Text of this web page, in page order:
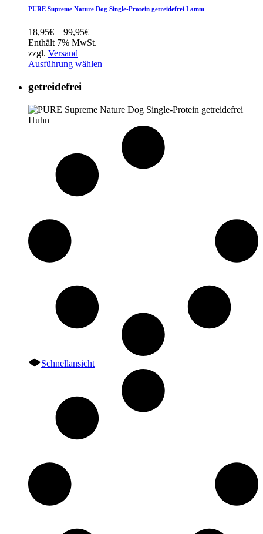
PURE Supreme Nature Dog Single-Protein getreidefrei Lamm
18,95€ – 99,95€Preisspanne:
18,95€
99,95€
Enthält 7% MwSt.
zzgl. Versand
Ausführung wählen
getreidefrei
Schnellansicht